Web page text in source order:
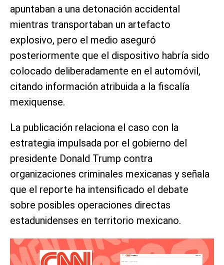
apuntaban a una detonación accidental
mientras transportaban un artefacto
explosivo, pero el medio aseguró
posteriormente que el dispositivo habría sido
colocado deliberadamente en el automóvil,
citando información atribuida a la fiscalía
mexiquense.
La publicación relaciona el caso con la
estrategia impulsada por el gobierno del
presidente Donald Trump contra
organizaciones criminales mexicanas y señala
que el reporte ha intensificado el debate
sobre posibles operaciones directas
estadunidenses en territorio mexicano.